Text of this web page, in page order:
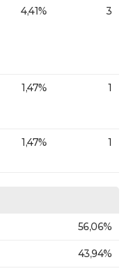
4,41% 3
1,47% 1
1,47% 1
56,06%
43,94%